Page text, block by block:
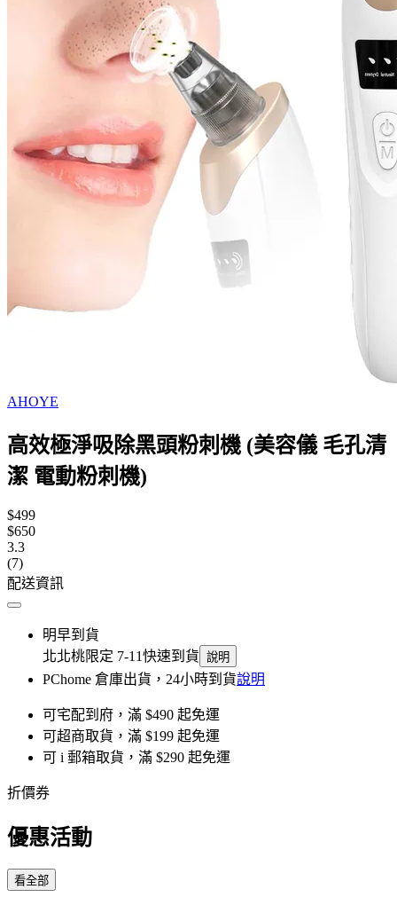
AHOYE
高效極淨吸除黑頭粉刺機 (美容儀 毛孔清
潔 電動粉刺機)
$499
$650
3.3
(7)
配送資訊
明早到貨
北北桃限定 7-11快速到貨 說明
PChome 倉庫出貨，24小時到貨說明
可宅配到府，滿 $490 起免運
可超商取貨，滿 $199 起免運
可 i 郵箱取貨，滿 $290 起免運
折價券
優惠活動
看全部